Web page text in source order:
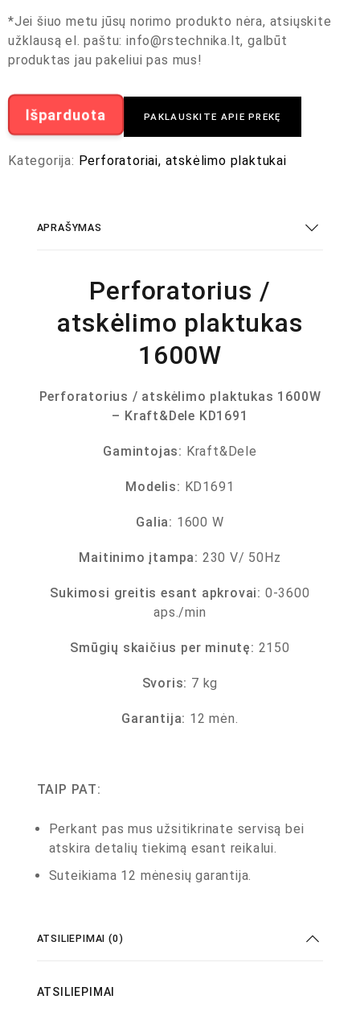
*Jei šiuo metu jūsų norimo produkto nėra, atsiųskite
užklausą el. paštu:info@rstechnika.lt, galbūt
produktas jau pakeliui pas mus!
Išparduota PAKLAUSKITE APIE PREKĘ
Kategorija: Perforatoriai, atskėlimo plaktukai
APRAŠYMAS
Perforatorius /
atskėlimo plaktukas
1600W
Perforatorius / atskėlimo plaktukas 1600W
– Kraft&Dele KD1691
Gamintojas: Kraft&Dele
Modelis: KD1691
Galia: 1600 W
Maitinimo įtampa: 230 V/ 50Hz
Sukimosi greitis esant apkrovai: 0-3600
aps./min
Smūgių skaičius per minutę: 2150
Svoris: 7 kg
Garantija: 12 mėn.
TAIP PAT:
Perkant pas mus užsitikrinate servisą bei
atskira detalių tiekimą esant reikalui.
Suteikiama 12 mėnesių garantija.
ATSILIEPIMAI (0)
ATSILIEPIMAI